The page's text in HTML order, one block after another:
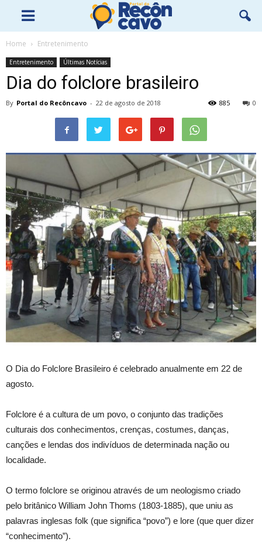
Home Entretenimento
Entretenimento Últimas Notícias
Dia do folclore brasileiro
By Portal do Recôncavo - 22 de agosto de 2018 0
885
O Dia do Folclore Brasileiro é celebrado anualmente em 22 de
agosto.
Folclore é a cultura de um povo, o conjunto das tradições
culturais dos conhecimentos, crenças, costumes, danças,
canções e lendas dos indivíduos de determinada nação ou
localidade.
O termo folclore se originou através de um neologismo criado
pelo britânico William John Thoms (1803-1885), que uniu as
palavras inglesas folk (que significa “povo”) e lore (que quer dizer
“conhecimento”).